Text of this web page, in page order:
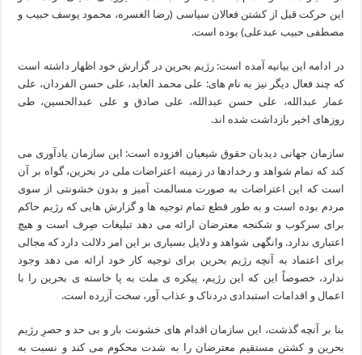
این حرکت قبل از کشتن فعالان سیاسی (رضا الغسره، محمود یوسف حبیب و
مصطفی حبیب عبدعلی) بوده است.
در ادامه این بیانیه آمده است: رژیم بحرین در گزارش خود اظهار داشته است
که چند فعال دیگر نیز به نام های: علی محمد العابد، علی حسن الفردان، علی
عمار عبدالله، علی حسن عبدالله، علی صادق و علی عبدالحسین، طی
روزهای اخیر بازداشت شده اند.
سازمان جهانی دیدبان حقوق شیعیان افزوده است: این سازمان یادآوری می
کند که تمام شواهد و رخدادها در زمینه اعتراضات ملی در بحرین، گواه بر آن
است که این اعتراضات به صورت مسالمت آمیز و بدون خشونتی از سوی
مردم بوده است و به طور قطع تمام توجیه ها و گزارش هایی که رژیم حاکم
برای سرکوب و شکنجه معترضان ارائه می دهد تبلیغات صِرف است و هیچ
اعتباری ندارد. وانگهی شواهد و دلایل بسیاری بر این امر دلالت دارد که مجالی
برای اعتماد به آنچه رژیم بحرین برای توجیه کار خود ارائه می دهد وجود
ندارد، خصوصاً این که این رژیم، پیکره ی ملت به پا خاسته ی بحرین را با
اعمال و اقدامات استبدادی دردناک و عذاب آور، سخت آزرده است.
بنا بر آنچه گذشت، این سازمان اقدام های خشونت بار و بی حد و حصرِ رژیم
بحرین و کشتن مستقیم معترضان را به شدت محکوم می کند و نسبت به